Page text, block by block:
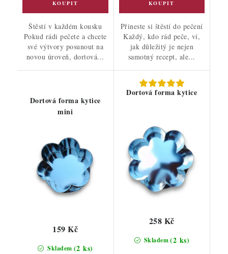
Štěstí v každém kousku
Pokud rádi pečete a chcete
své výtvory posunout na
novou úroveň, dortová...
Přineste si štěstí do pečení
Každý, kdo rád peče, ví,
jak důležitý je nejen
samotný recept, ale...
Dortová forma kytice
mini
Skladem (2 ks)
159 Kč
Dortová forma kytice
Skladem(2 ks)
258 Kč